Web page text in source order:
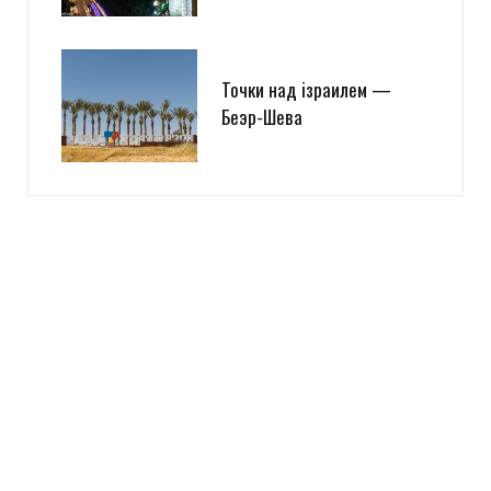
Точки над iзраилем —
Беэр-Шева